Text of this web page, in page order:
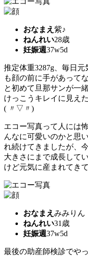
おなまえ 紫♪
ねんれい28歳
妊娠週37w5d
推定体重3287g、毎日
も顔の前に手があって
と初めて旦那サンが一
けっこうキレイに見え
( 〃▽〃)
エコー写真って人には
んなに可愛いのかと思
れ続けてきましたが、
大きさにまで成長して
けど元気に産まれてき
おなまえ みみりん
ねんれい31歳
妊娠週37w5d
最後の助産師検診でや